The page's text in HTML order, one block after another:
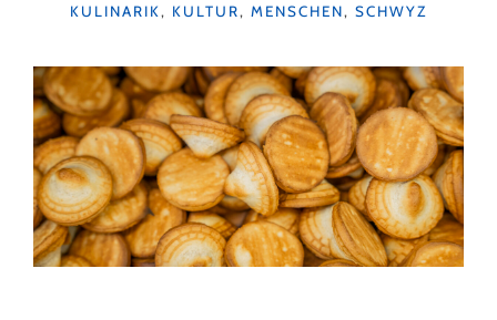
KATEGORIEN
KULINARIK, KULTUR, MENSCHEN, SCHWYZ